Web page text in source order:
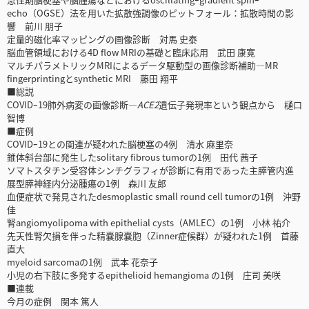
echo（OGSE）法を用いた拡散強調像のピットフォール：拡散時間の影
響 前川 朋子
定量的磁化率マッピングの画像診断 対馬 史泰
脳血管領域における4D flow MRIの基礎と臨床応用 武田 康寛
マルチパラメトリックMRIによるデータ駆動型の画像診断補助―MR
fingerprintingとsynthetic MRI 藤田 翔平
■総説
COVIDｰ19肺外病変の画像診断―ACE2遺伝子発現率という観点から 樋口
智博
■症例
COVIDｰ19との関連が疑われた脳梗塞の4例 清水 麻里奈
錐体斜台部に発生したsolitary fibrous tumorの1例 田代 茜子
ソマトスタチン受容体シンチグラフィが診断に有用であった主膵管内進
展型膵神経内分泌腫瘍の1例 森川 友郎
血便症状で発見されたdesmoplastic small round cell tumorの1例 沖野
佳
腎angiomyolipoma with epithelial cysts（AMLEC）の1例 小林 祐介
先天性腎欠損を伴った精嚢腺嚢胞（Zinner症候群）が疑われた1例 首藤
直大
myeloid sarcomaの1例 武本 花奈子
小児の右下肢に多発するepithelioid hemangioma の1例 庄司 美咲
■連載
今月の症例 関本 篤人